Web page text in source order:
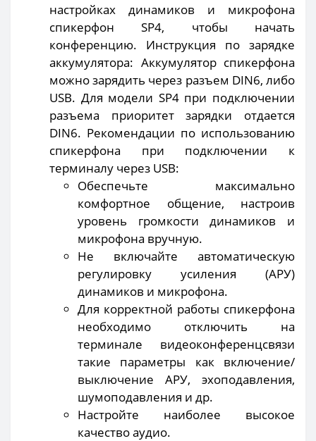
настройках динамиков и микрофона
спикерфон SP4, чтобы начать
конференцию. Инструкция по зарядке
аккумулятора: Аккумулятор спикерфона
можно зарядить через разъем DIN6, либо
USB. Для модели SP4 при подключении
разъема приоритет зарядки отдается
DIN6. Рекомендации по использованию
спикерфона при подключении к
терминалу через USB:
Обеспечьте максимально
комфортное общение, настроив
уровень громкости динамиков и
микрофона вручную.
Не включайте автоматическую
регулировку усиления (АРУ)
динамиков и микрофона.
Для корректной работы спикерфона
необходимо отключить на
терминале видеоконференцсвязи
такие параметры как включение/
выключение АРУ, эхоподавления,
шумоподавления и др.
Настройте наиболее высокое
качество аудио.